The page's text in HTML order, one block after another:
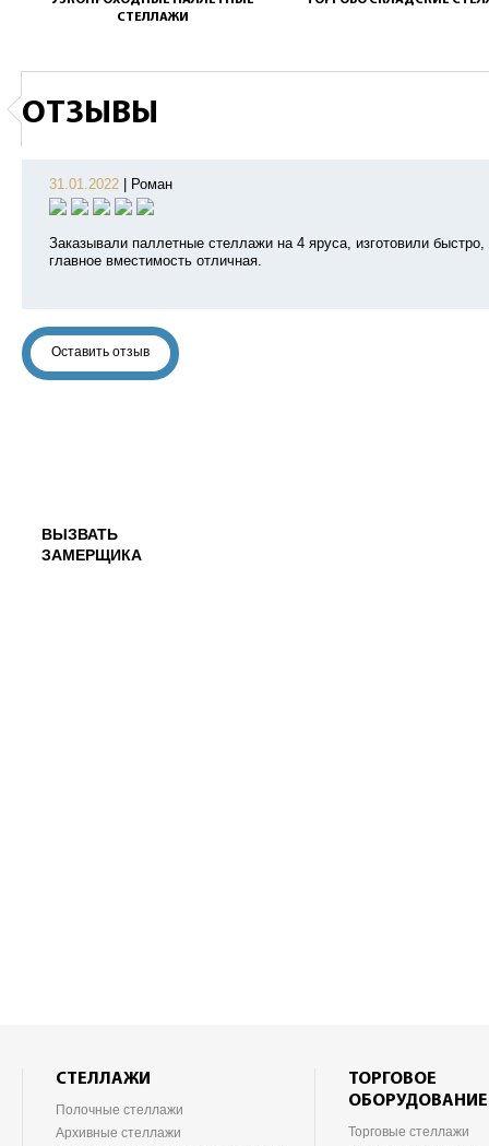
СТЕЛЛАЖИ
ОТЗЫВЫ
31.01.2022 Роман
Заказывали паллетные стеллажи на 4 яруса, изготовили
главное вместимость отличная.
Оставить отзыв
ВЫЗВАТЬ
ЗАМЕРЩИКА
СТЕЛЛАЖИ
Полочные стеллажи
Архивные стеллажи
ТОРГОВОЕ
ОБОРУДОВАНИЕ
Торговые стеллажи